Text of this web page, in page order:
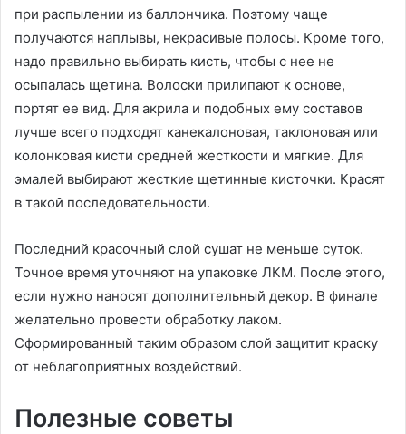
при распылении из баллончика. Поэтому чаще
получаются наплывы, некрасивые полосы. Кроме того,
надо правильно выбирать кисть, чтобы с нее не
осыпалась щетина. Волоски прилипают к основе,
портят ее вид. Для акрила и подобных ему составов
лучше всего подходят канекалоновая, таклоновая или
колонковая кисти средней жесткости и мягкие. Для
эмалей выбирают жесткие щетинные кисточки. Красят
в такой последовательности.
Последний красочный слой сушат не меньше суток.
Точное время уточняют на упаковке ЛКМ. После этого,
если нужно наносят дополнительный декор. В финале
желательно провести обработку лаком.
Сформированный таким образом слой защитит краску
от неблагоприятных воздействий.
Полезные советы